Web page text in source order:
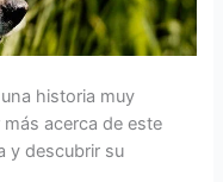
historia muy
acerca de este
y descubrir su